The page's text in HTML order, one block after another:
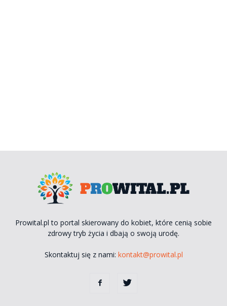
Prowital.pl to portal skierowany do kobiet, które cenią sobie
zdrowy tryb życia i dbają o swoją urodę.
Skontaktuj się z nami: kontakt@prowital.pl